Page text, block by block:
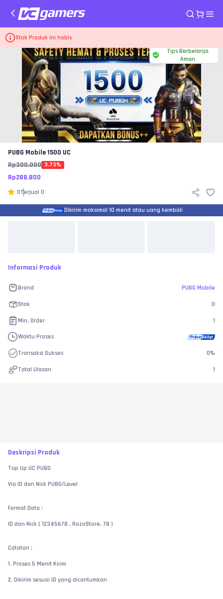
Stok Produk ini habis
Home Top Up Game PUBG Mobile
Tips Berbelanja
Aman
PUBG Mobile1500 UC
Rp300.000 3.73%
Rp288.800
0Terjual 0
Dikirim maksimal 10 menit atau uang kembali
Informasi Produk
Brand PUBG Mobile
Stok 0
Min. Order 1
Waktu Proses
Transaksi Sukses 0%
Total Ulasan 1
Deskripsi Produk
Top Up UC PUBG
Via ID dan Nick PUBG/Level
Format Data :
ID dan Nick ( 12345678 , RozoStore, 78 )
Catatan :
1. Proses 5 Menit Kirim
2. Dikirim sesuai ID yang dicantumkan